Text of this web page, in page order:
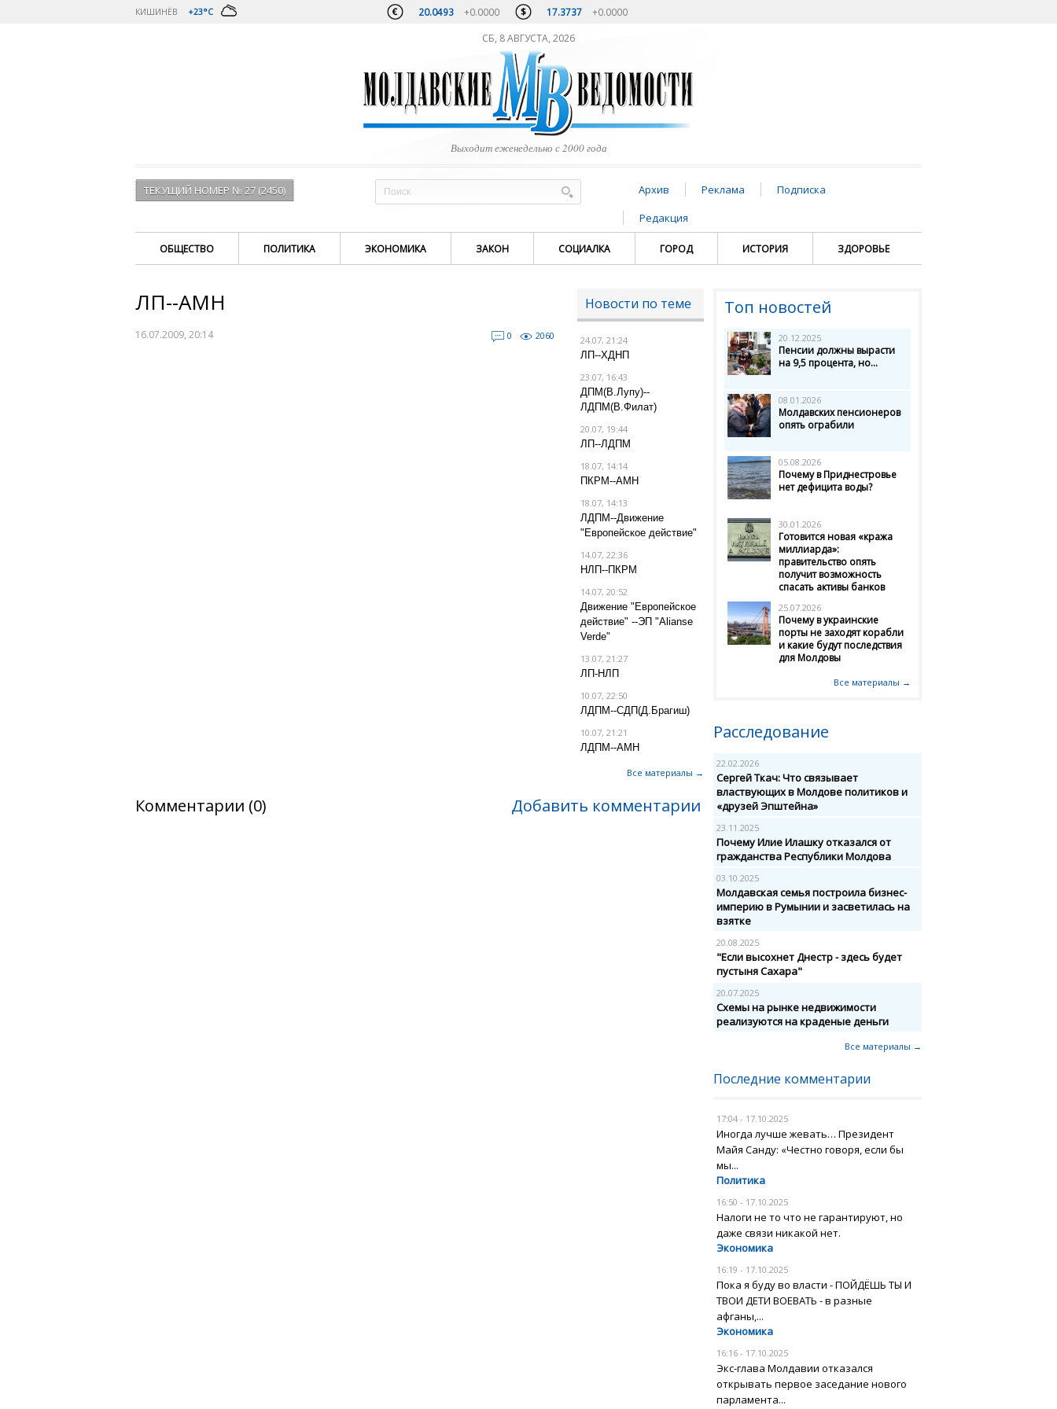
КИШИНЁВ +23°C 20.0493 +0.0000 17.3737 +0.0000
СБ, 8 АВГУСТА, 2026
Выходит еженедельно с 2000 года
ТЕКУЩИЙ НОМЕР № 27 (2450) Архив Реклама
Подписка
Редакция
ОБЩЕСТВО ПОЛИТИКА ЭКОНОМИКА ЗАКОН СОЦИАЛКА ГОРОД ИСТОРИЯ ЗДОРОВЬЕ
ЛП--АМН
16.07.2009, 20:14 0 2060
Новости по теме
24.07, 21:24
ЛП--ХДНП
23.07, 16:43
ДПМ(В.Лупу)--
ЛДПМ(В.Филат)
20.07, 19:44
ЛП--ЛДПМ
18.07, 14:14
ПКРМ--АМН
18.07, 14:13
ЛДПМ--Движение
"Европейское действие"
14.07, 22:36
НЛП--ПКРМ
14.07, 20:52
Движение "Европейское
действие" --ЭП "Alianse
Verde"
13.07, 21:27
ЛП-НЛП
10.07, 22:50
ЛДПМ--СДП(Д.Брагиш)
10.07, 21:21
ЛДПМ--АМН
Все материалы →
Комментарии (0) Добавить комментарии
Топ новостей
20.12.2025
Пенсии должны вырасти
на 9,5 процента, но...
08.01.2026
Молдавских пенсионеров
опять ограбили
05.08.2026
Почему в Приднестровье
нет дефицита воды?
30.01.2026
Готовится новая «кража
миллиарда»:
правительство опять
получит возможность
спасать активы банков
25.07.2026
Почему в украинские
порты не заходят корабли
и какие будут последствия
для Молдовы
Все материалы →
Расследование
22.02.2026
Сергей Ткач: Что связывает
властвующих в Молдове политиков и
«друзей Эпштейна»
23.11.2025
Почему Илие Илашку отказался от
гражданства Республики Молдова
03.10.2025
Молдавская семья построила бизнес-
империю в Румынии и засветилась на
взятке
20.08.2025
"Если высохнет Днестр - здесь будет
пустыня Сахара"
20.07.2025
Схемы на рынке недвижимости
реализуются на краденые деньги
Все материалы →
Последние комментарии
17:04 - 17.10.2025
Иногда лучше жевать… Президент
Майя Санду: «Честно говоря, если бы
мы...
Политика
16:50 - 17.10.2025
Налоги не то что не гарантируют, но
даже связи никакой нет.
Экономика
16:19 - 17.10.2025
Пока я буду во власти - ПОЙДЁШЬ ТЫ И
ТВОИ ДЕТИ ВОЕВАТЬ - в разные
афганы,...
Экономика
16:16 - 17.10.2025
Экс-глава Молдавии отказался
открывать первое заседание нового
парламента...